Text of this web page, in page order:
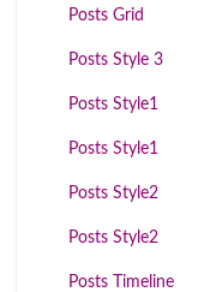
Posts Grid
Posts Style 3
Posts Style1
Posts Style1
Posts Style2
Posts Style2
Posts Timeline